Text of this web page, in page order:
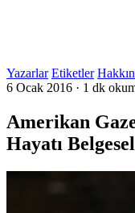
Yazarlar Etiketler
6 Ocak 2016 · 1 dk
Amerikan
Hayatı